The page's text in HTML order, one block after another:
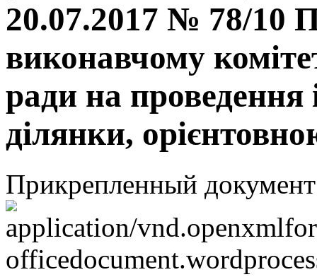
20.07.2017 № 78/10
виконавчому
ради на проведення
ділянки,
Прикрепленный